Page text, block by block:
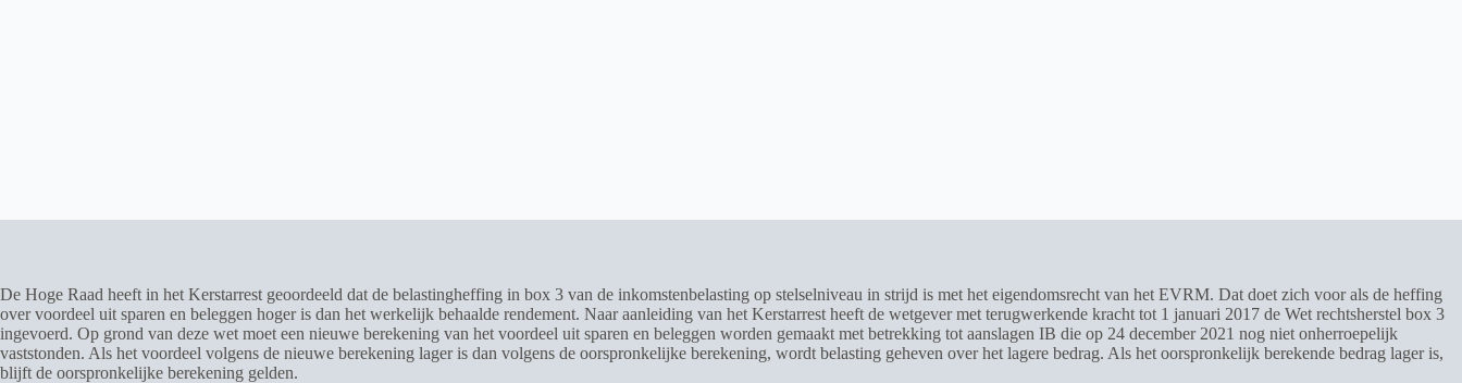
De Hoge Raad heeft in het Kerstarrest geoordeeld dat de belastingheffing in box 3 van de inkomstenbelasting op stelselniveau in strijd is met het eigendomsrecht van het EVRM. Dat doet zich voor als de heffing
over voordeel uit sparen en beleggen hoger is dan het werkelijk behaalde rendement. Naar aanleiding van het Kerstarrest heeft de wetgever met terugwerkende kracht tot 1 januari 2017 de Wet rechtsherstel box 3
ingevoerd. Op grond van deze wet moet een nieuwe berekening van het voordeel uit sparen en beleggen worden gemaakt met betrekking tot aanslagen IB die op 24 december 2021 nog niet onherroepelijk
vaststonden. Als het voordeel volgens de nieuwe berekening lager is dan volgens de oorspronkelijke berekening, wordt belasting geheven over het lagere bedrag. Als het oorspronkelijk berekende bedrag lager is,
blijft de oorspronkelijke berekening gelden.